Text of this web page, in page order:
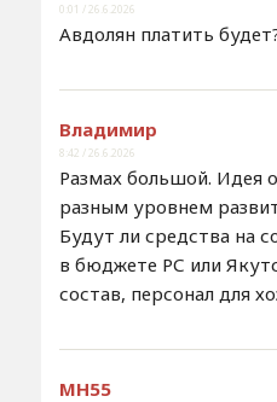
0:01 / 26.6.2026
Авдолян платить
Владимир
8:42 / 26.6.2026
Размах большой. Идея
разным уровнем
Будут ли средства на
в бюджете РС или
состав, персонал для
MH55